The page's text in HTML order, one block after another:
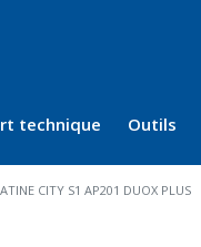
technique Outils
CITY S1 AP201 DUOX PLUS